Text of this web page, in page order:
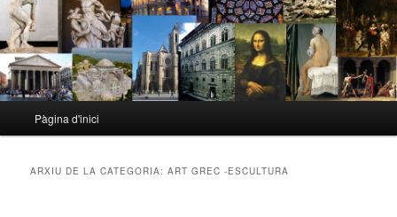
principal
Aneu
Aneu
Pàgina d'inici
ARXIU DE LA CATEGORIA:ART GREC -ESCULTURA